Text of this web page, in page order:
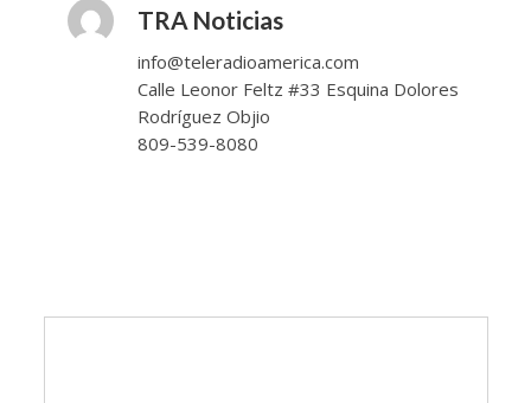
TRA Noticias
info@teleradioamerica.com
Calle Leonor Feltz #33 Esquina Dolores
Rodríguez Objio
809-539-8080